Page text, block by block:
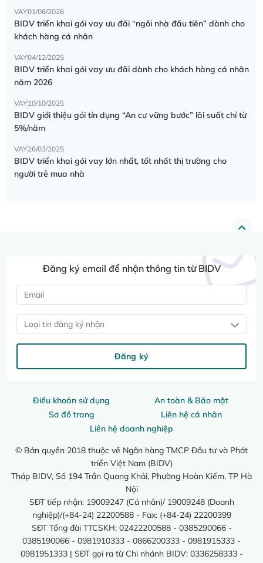
VAY01/06/2026
BIDV triển khai gói vay ưu đãi “ngôi nhà đầu tiên” dành cho
khách hàng cá nhân
VAY04/12/2025
BIDV triển khai gói vay ưu đãi dành cho khách hàng cá nhân
năm 2026
VAY10/10/2025
BIDV giới thiệu gói tín dụng “An cư vững bước” lãi suất chỉ từ
5%/năm
VAY26/03/2025
BIDV triển khai gói vay lớn nhất, tốt nhất thị trường cho
người trẻ mua nhà
Điều khoản sử dụng
An toàn & Bảo mật
Sơ đồ trang
Liên hệ cá nhân
Liên hệ doanh nghiệp
© Bản quyền 2018 thuộc về Ngân hàng TMCP Đầu tư và Phát
triển Việt Nam (BIDV)
Tháp BIDV, Số 194 Trần Quang Khải, Phường Hoàn Kiếm, TP Hà
Nội
SĐT tiếp nhận: 19009247 (Cá nhân)/ 19009248 (Doanh
nghiệp)/(+84-24) 22200588 - Fax: (+84-24) 22200399
SĐT Tổng đài TTCSKH: 02422200588 - 0385290066 -
0385190066 - 0981910333 - 0866200333 - 0981915333 -
0981951333 | SĐT gọi ra từ Chi nhánh BIDV: 0336258333 -
Đăng ký email để nhận thông tin từ BIDV
Loại tin đăng ký nhận
Đăng ký